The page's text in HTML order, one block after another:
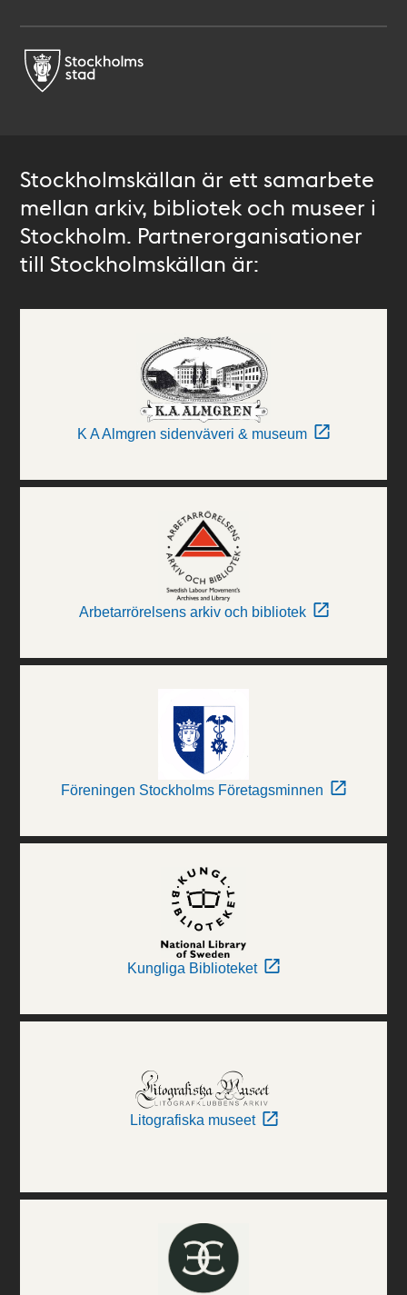
Stockholmskällan är ett samarbete
mellan arkiv, bibliotek och museer i
Stockholm. Partnerorganisationer
till Stockholmskällan är:
K A Almgren sidenväveri & museum
Arbetarrörelsens arkiv och bibliotek
Föreningen Stockholms Företagsminnen
Kungliga Biblioteket
Litografiska museet